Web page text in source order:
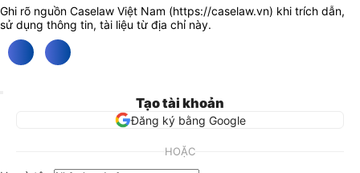
Ghi rõ nguồn Caselaw Việt Nam (https://caselaw.vn) khi trích dẫn,
sử dụng thông tin, tài liệu từ địa chỉ này.
Tạo tài khoản
Đăng ký bằng Google
HOẶC